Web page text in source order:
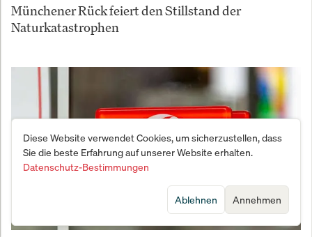
Münchener Rück feiert den Stillstand der
Naturkatastrophen
Diese Website verwendet Cookies, um sicherzustellen, dass
Sie die beste Erfahrung auf unserer Website erhalten.
Datenschutz-Bestimmungen
Annehmen
Ablehnen